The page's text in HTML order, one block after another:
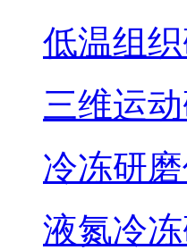
低温组
三维运
冷冻研
液氮冷